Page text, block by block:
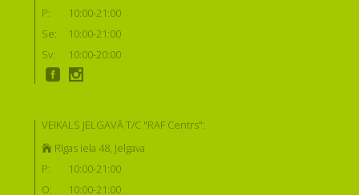
P:
10:00-21:00
Se:
10:00-21:00
Sv:
10:00-20:00
VEIKALS JELGAVĀ T/C "RAF Centrs":
Rīgas iela 48, Jelgava
P:
10:00-21:00
O:
10:00-21:00